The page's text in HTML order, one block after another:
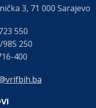
3, 71 000 Sarajevo
550
985 250
400